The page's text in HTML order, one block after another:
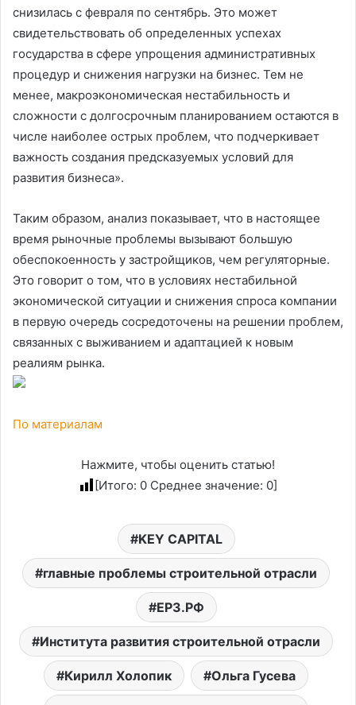
снизилась с февраля по сентябрь. Это может
свидетельствовать об определенных успехах
государства в сфере упрощения административных
процедур и снижения нагрузки на бизнес. Тем не
менее, макроэкономическая нестабильность и
сложности с долгосрочным планированием остаются в
числе наиболее острых проблем, что подчеркивает
важность создания предсказуемых условий для
развития бизнеса».
Таким образом, анализ показывает, что в настоящее
время рыночные проблемы вызывают большую
обеспокоенность у застройщиков, чем регуляторные.
Это говорит о том, что в условиях нестабильной
экономической ситуации и снижения спроса компании
в первую очередь сосредоточены на решении проблем,
связанных с выживанием и адаптацией к новым
реалиям рынка.
По материалам
Нажмите, чтобы оценить статью!
[Итого: 0 Среднее значение: 0]
KEY CAPITAL
главные проблемы строительной отрасли
ЕРЗ.РФ
Института развития строительной отрасли
Кирилл Холопик Ольга Гусева